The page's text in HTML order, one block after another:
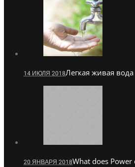
14 ИЮЛЯ 2018Легкая живая вода
20 ЯНВАРЯ 2018What does Power